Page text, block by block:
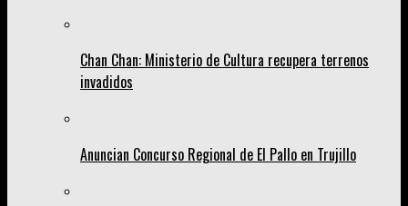
Chan Chan: Ministerio de Cultura recupera terrenos
invadidos
Anuncian Concurso Regional de El Pallo en Trujillo